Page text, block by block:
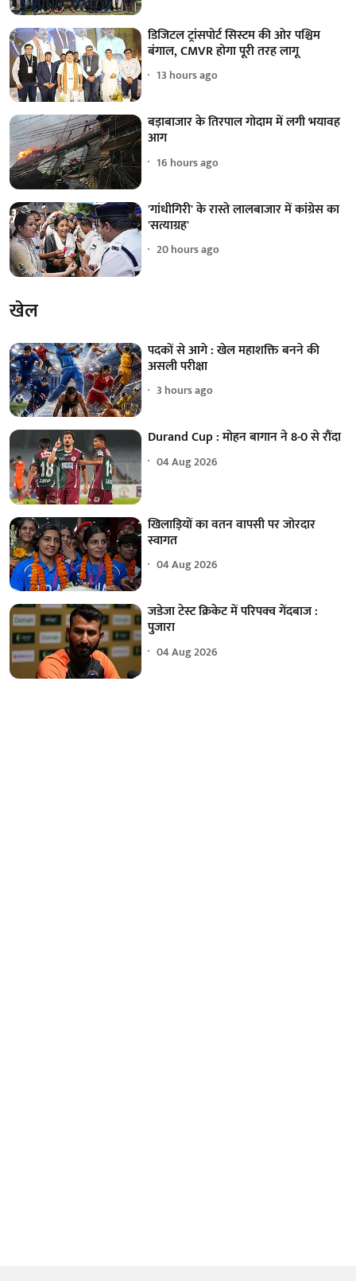
डिजिटल ट्रांसपोर्ट सिस्टम की ओर पश्चिम
बंगाल, CMVR होगा पूरी तरह लागू
13 hours ago
बड़ाबाजार के तिरपाल गोदाम में लगी भयावह
आग
16 hours ago
'गांधीगिरी' के रास्ते लालबाजार में कांग्रेस का
'सत्याग्रह'
20 hours ago
खेल
पदकों से आगे : खेल महाशक्ति बनने की
असली परीक्षा
3 hours ago
Durand Cup : मोहन बागान ने 8-0 से रौंदा
04 Aug 2026
खिलाड़ियों का वतन वापसी पर जोरदार
स्वागत
04 Aug 2026
जडेजा टेस्ट क्रिकेट में परिपक्व गेंदबाज :
पुजारा
04 Aug 2026